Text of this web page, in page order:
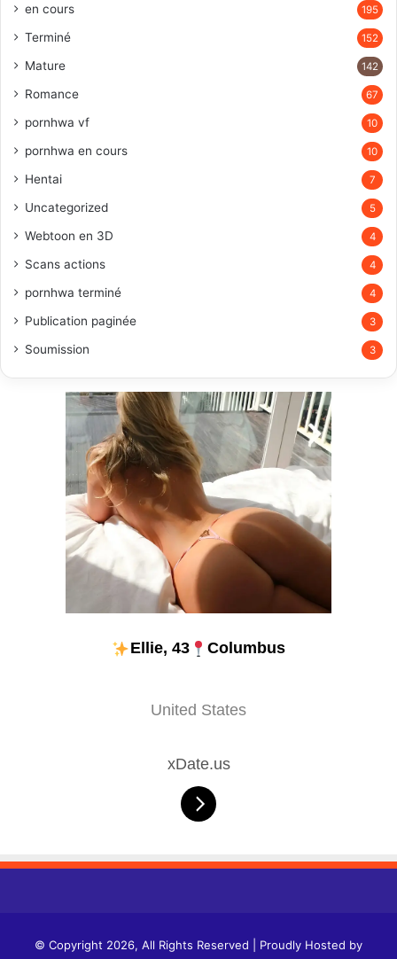
en cours 195
Terminé 152
Mature 142
Romance 67
pornhwa vf 10
pornhwa en cours 10
Hentai 7
Uncategorized 5
Webtoon en 3D 4
Scans actions 4
pornhwa terminé 4
Publication paginée 3
Soumission 3
Ellie, 43 Columbus
United States
xDate.us
© Copyright 2026, All Rights Reserved | Proudly Hosted by